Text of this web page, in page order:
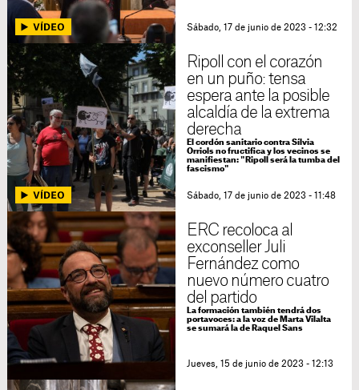
Sábado, 17 de junio de 2023 - 12:32
Ripoll con el corazón
en un puño: tensa
espera ante la posible
alcaldía de la extrema
derecha
El cordón sanitario contra Sílvia
Orriols no fructifica y los vecinos se
manifiestan: "Ripoll será la tumba del
fascismo"
Sábado, 17 de junio de 2023 - 11:48
ERC recoloca al
exconseller Juli
Fernández como
nuevo número cuatro
del partido
La formación también tendrá dos
portavoces: a la voz de Marta Vilalta
se sumará la de Raquel Sans
Jueves, 15 de junio de 2023 - 12:13